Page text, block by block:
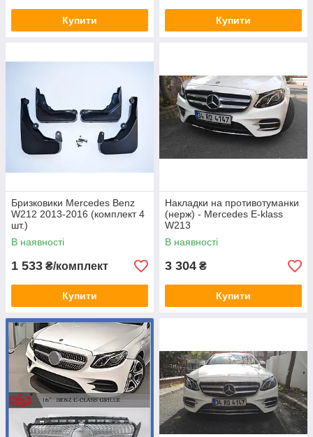
Купити Купити
Бризковики Mercedes Benz
W212 2013-2016 (комплект 4
шт.)
В наявності
1 533 ₴/комплект
Купити
Накладки на противотуманки
(нерж) - Mercedes E-klass
W213
В наявності
3 304 ₴
Купити